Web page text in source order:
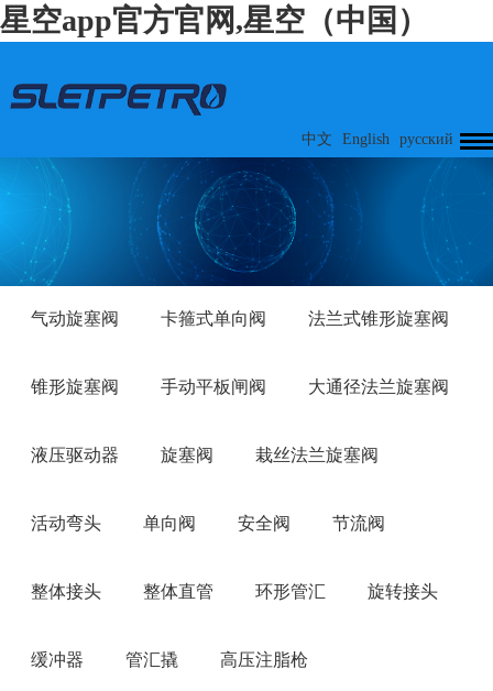
星空app官方官网,星空（中国）
中文 English русский
气动旋塞阀 卡箍式单向阀 法兰式锥形旋塞阀
锥形旋塞阀 手动平板闸阀 大通径法兰旋塞阀
液压驱动器 旋塞阀 栽丝法兰旋塞阀
活动弯头 单向阀 安全阀 节流阀
整体接头 整体直管 环形管汇 旋转接头
缓冲器 管汇撬 高压注脂枪